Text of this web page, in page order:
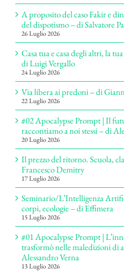
A proposito del caso Fakir e
del dispotismo – di Salvatore
26 Luglio 2026
Casa tua e casa degli altri, la
di Luigi Vergallo
24 Luglio 2026
Via libera ai predoni – di
22 Luglio 2026
#02 Apocalypse Prompt | Il
raccontiamo a noi stessi – di
20 Luglio 2026
Il prezzo del ritorno. Scuola,
Francesco Demitry
17 Luglio 2026
Seminario/L’Intelligenza
corpi, ecologie – di Effimera
15 Luglio 2026
#01 Apocalypse Prompt |
trasformò nelle maledizioni di
Alessandro Verna
13 Luglio 2026